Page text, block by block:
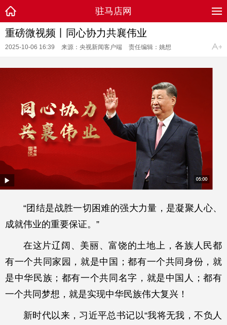
驻马店网
重磅微视频丨同心协力共襄伟业
2025-10-06 16:39 来源：央视新闻客户端 责任编辑：姚想
“团结是战胜一切困难的强大力量，是凝聚人心、
成就伟业的重要保证。”
在这片辽阔、美丽、富饶的土地上，各族人民都
有一个共同家园，就是中国；都有一个共同身份，就
是中华民族；都有一个共同名字，就是中国人；都有
一个共同梦想，就是实现中华民族伟大复兴！
新时代以来，习近平总书记以“我将无我，不负人